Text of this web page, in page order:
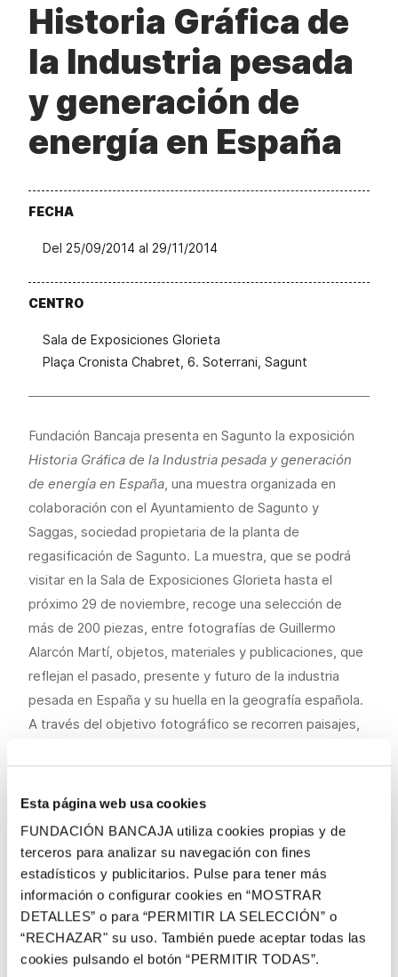
Esta página web usa cookies
FUNDACIÓN BANCAJA utiliza cookies propias y de
terceros para analizar su navegación con fines
estadísticos y publicitarios. Pulse para tener más
información o configurar cookies en “MOSTRAR
DETALLES” o para “PERMITIR LA SELECCIÓN” o
“RECHAZAR" su uso. También puede aceptar todas las
cookies pulsando el botón “PERMITIR TODAS”.
Historia Gráfica de
la Industria pesada
y generación de
energía en España
FECHA
Del 25/09/2014 al 29/11/2014
CENTRO
Sala de Exposiciones Glorieta
Plaça Cronista Chabret, 6. Soterrani, Sagunt
Fundación Bancaja presenta en Sagunto la exposición
Historia Gráfica de la Industria pesada y generación
de energía en España, una muestra organizada en
colaboración con el Ayuntamiento de Sagunto y
Saggas, sociedad propietaria de la planta de
regasificación de Sagunto. La muestra, que se podrá
visitar en la Sala de Exposiciones Glorieta hasta el
próximo 29 de noviembre, recoge una selección de
más de 200 piezas, entre fotografías de Guillermo
Alarcón Martí, objetos, materiales y publicaciones, que
reflejan el pasado, presente y futuro de la industria
pesada en España y su huella en la geografía española.
A través del objetivo fotográfico se recorren paisajes,
testimonian la historia de la industria pesada en España
desde su implantación, a mediados del siglo XIX, hasta
la actualidad. La exposición permite contemplar
imágenes del Alto Horno y la antigua nave de talleres
de Puerto de Sagunto, de la Mina La Oportuna de
Andorra, de la fábrica de locomotoras Voossloh, de la
acería de Arcerlor-Mital de Avilés o de los astilleros
navales de Gijón, entre muchas otras.